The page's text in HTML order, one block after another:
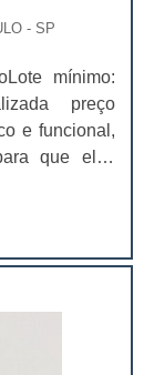
- SP
mínimo:
preço
e funcional,
que eles
também
a primeira